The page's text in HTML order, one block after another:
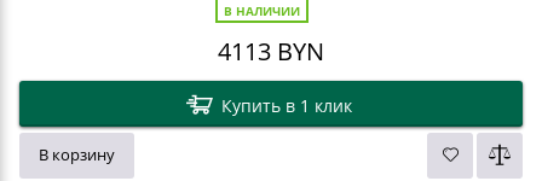
В НАЛИЧИИ
4113 BYN
Купить в 1 клик
В корзину